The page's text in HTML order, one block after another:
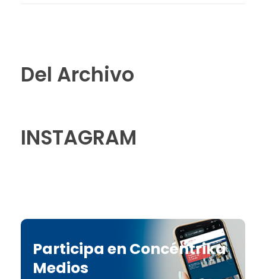
Del Archivo
INSTAGRAM
Participa en Concéntrika
Medios